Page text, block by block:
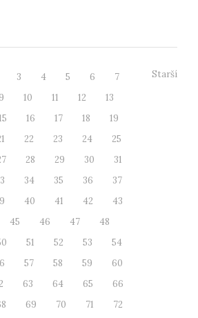
3 4 5 6
7
9 10 11 12
13
16 17 18
19
22 23 24
25
28 29 30
31
34 35 36
37
40 41 42
43
45 46 47
48
51 52 53
54
57 58 59
60
63 64 65
66
69 70 71
72
Starší